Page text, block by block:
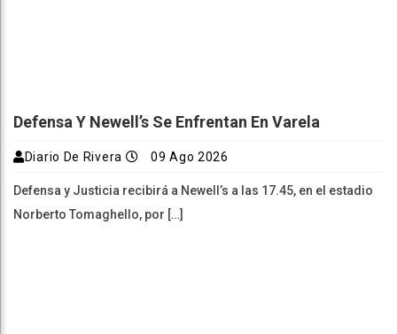
Defensa Y Newell’s Se Enfrentan En Varela
Diario De Rivera 09 Ago 2026
Defensa y Justicia recibirá a Newell’s a las 17.45, en el estadio
Norberto Tomaghello, por […]